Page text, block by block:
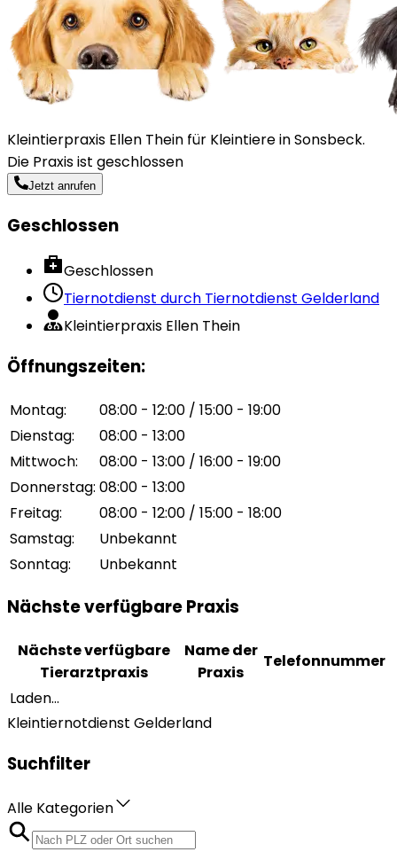
Kleintierpraxis Ellen Thein für Kleintiere in Sonsbeck.
Die Praxis ist geschlossen
Jetzt anrufen
Geschlossen
Geschlossen
Tiernotdienst durch Tiernotdienst Gelderland
Kleintierpraxis Ellen Thein
Öffnungszeiten:
Montag:
08:00 - 12:00 / 15:00 - 19:00
Dienstag:
08:00 - 13:00
Mittwoch:
08:00 - 13:00 / 16:00 - 19:00
Donnerstag: 08:00 - 13:00
Freitag:
08:00 - 12:00 / 15:00 - 18:00
Samstag:
Unbekannt
Sonntag: Unbekannt
Nächste verfügbare Praxis
Nächste verfügbare
Tierarztpraxis
Name der
Praxis
Telefonnummer
Laden...
Kleintiernotdienst Gelderland
Suchfilter
Alle Kategorien